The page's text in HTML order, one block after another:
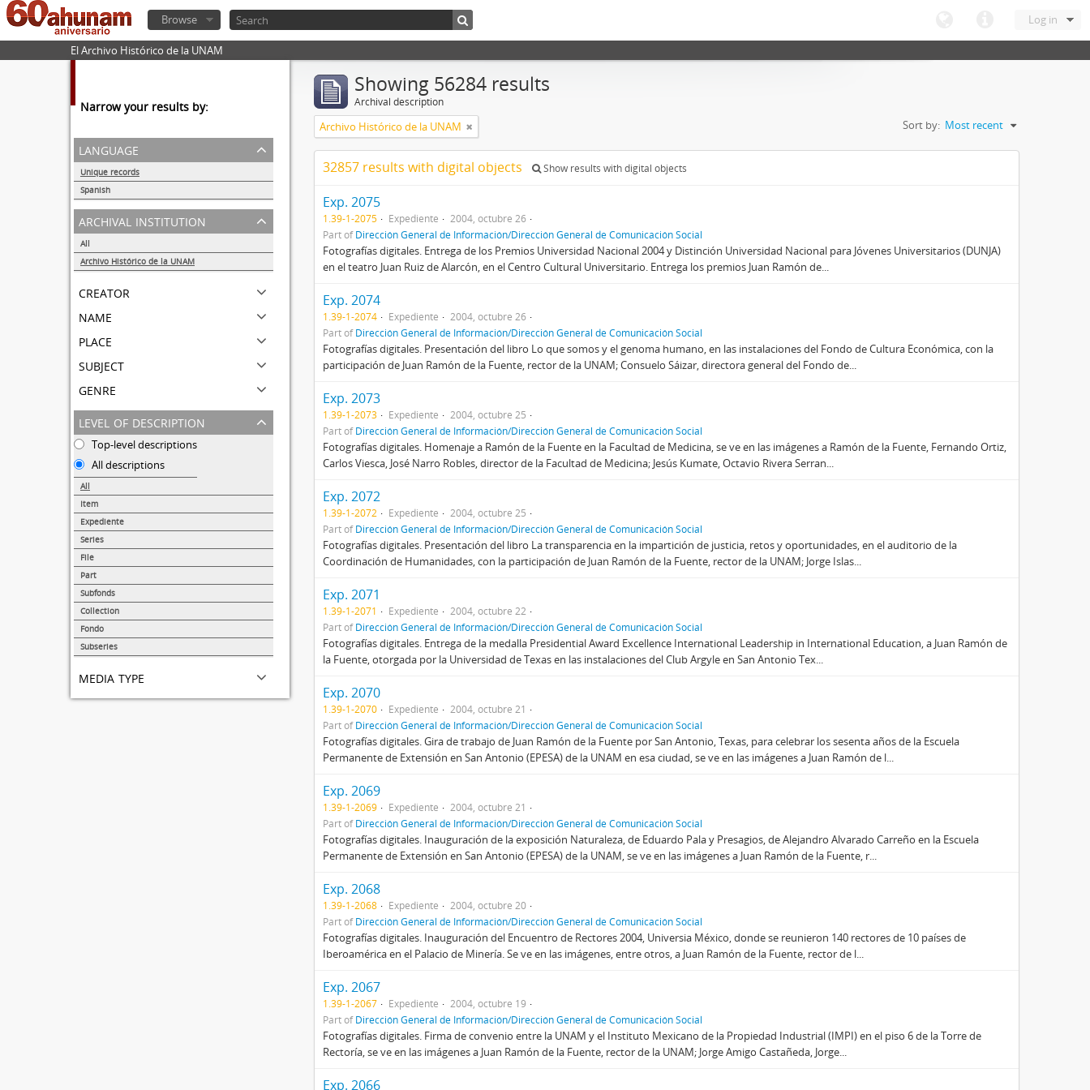
Log in
Browse
El Archivo Histórico de la UNAM
Narrow your results by:
language
Unique records
Spanish
56252
archival institution
All
Archivo Histórico de la UNAM
creator
name
place
subject
genre
level of description
Top-level descriptions
All descriptions
All
Item
Expediente
Series
File
Part
Subfonds
Collection
Fondo
Subseries
media type
Showing 56284 results
Archival description
Archivo Histórico de la UNAM Sort by: Most recent
32857 results with digital objects Show results with digital objects
Exp. 2075
1.39-1-2075 Expediente
2004, octubre 26
Part ofDirección General de Información/Dirección General de Comunicación Social
Fotografías digitales. Entrega de los Premios Universidad Nacional 2004 y Distinción Universidad Nacional para Jóvenes Universitarios (DUNJA)
en el teatro Juan Ruiz de Alarcón, en el Centro Cultural Universitario. Entrega los premios Juan Ramón de...
Exp. 2074
1.39-1-2074 Expediente
2004, octubre 26
Part ofDirección General de Información/Dirección General de Comunicación Social
Fotografías digitales. Presentación del libro Lo que somos y el genoma humano, en las instalaciones del Fondo de Cultura Económica, con la
participación de Juan Ramón de la Fuente, rector de la UNAM; Consuelo Sáizar, directora general del Fondo de...
Exp. 2073
1.39-1-2073 Expediente
2004, octubre 25
Part ofDirección General de Información/Dirección General de Comunicación Social
Fotografías digitales. Homenaje a Ramón de la Fuente en la Facultad de Medicina, se ve en las imágenes a Ramón de la Fuente, Fernando Ortiz,
Carlos Viesca, José Narro Robles, director de la Facultad de Medicina; Jesús Kumate, Octavio Rivera Serran...
Exp. 2072
1.39-1-2072 Expediente
2004, octubre 25
Part ofDirección General de Información/Dirección General de Comunicación Social
Fotografías digitales. Presentación del libro La transparencia en la impartición de justicia, retos y oportunidades, en el auditorio de la
Coordinación de Humanidades, con la participación de Juan Ramón de la Fuente, rector de la UNAM; Jorge Islas...
Exp. 2071
1.39-1-2071 Expediente
2004, octubre 22
Part ofDirección General de Información/Dirección General de Comunicación Social
Fotografías digitales. Entrega de la medalla Presidential Award Excellence International Leadership in International Education, a Juan Ramón de
la Fuente, otorgada por la Universidad de Texas en las instalaciones del Club Argyle en San Antonio Tex...
Exp. 2070
1.39-1-2070 Expediente
2004, octubre 21
Part ofDirección General de Información/Dirección General de Comunicación Social
Fotografías digitales. Gira de trabajo de Juan Ramón de la Fuente por San Antonio, Texas, para celebrar los sesenta años de la Escuela
Permanente de Extensión en San Antonio (EPESA) de la UNAM en esa ciudad, se ve en las imágenes a Juan Ramón de l...
Exp. 2069
1.39-1-2069 Expediente
2004, octubre 21
Part ofDirección General de Información/Dirección General de Comunicación Social
Fotografías digitales. Inauguración de la exposición Naturaleza, de Eduardo Pala y Presagios, de Alejandro Alvarado Carreño en la Escuela
Permanente de Extensión en San Antonio (EPESA) de la UNAM, se ve en las imágenes a Juan Ramón de la Fuente, r...
Exp. 2068
1.39-1-2068 Expediente
2004, octubre 20
Part ofDirección General de Información/Dirección General de Comunicación Social
Fotografías digitales. Inauguración del Encuentro de Rectores 2004, Universia México, donde se reunieron 140 rectores de 10 países de
Iberoamérica en el Palacio de Minería. Se ve en las imágenes, entre otros, a Juan Ramón de la Fuente, rector de l...
Exp. 2067
1.39-1-2067 Expediente
2004, octubre 19
Part ofDirección General de Información/Dirección General de Comunicación Social
Fotografías digitales. Firma de convenio entre la UNAM y el Instituto Mexicano de la Propiedad Industrial (IMPI) en el piso 6 de la Torre de
Rectoría, se ve en las imágenes a Juan Ramón de la Fuente, rector de la UNAM; Jorge Amigo Castañeda, Jorge...
Exp. 2066